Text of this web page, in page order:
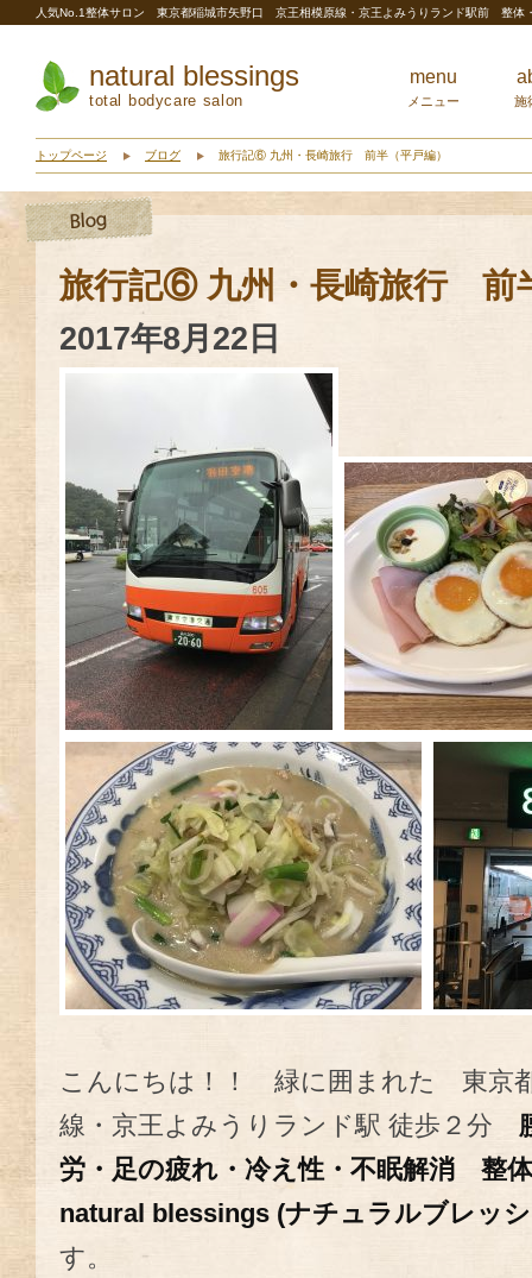
人気No.1整体サロン 東京都稲城市矢野口 京王相模原線・京王よみうりランド駅前 整
natural blessings
total bodycare salon
menu
メニュー 施
トップページ ブログ 旅行記⑥ 九州・長崎旅行 前半（平戸編）
旅行記⑥ 九州・長崎旅行 前
2017年8月22日
こんにちは！！ 緑に囲まれた 東京
線・京王よみうりランド駅 徒歩２分
労・足の疲れ・冷え性・不眠解消
整
natural blessings (ナチュラルブレッ
す。